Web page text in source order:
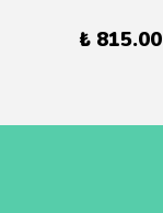
₺ 815.00